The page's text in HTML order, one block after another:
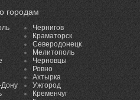
городам
Дону
Чернигов
Краматорск
Северодонецк
Мелитополь
Черновцы
Ровно
Ахтырка
Ужгород
Кременчуг